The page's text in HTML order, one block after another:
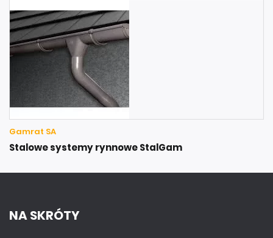
Gamrat SA
Stalowe systemy rynnowe StalGam
NA SKRÓTY